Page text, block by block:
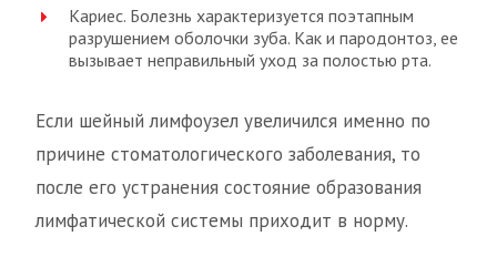
Кариес. Болезнь характеризуется поэтапным
разрушением оболочки зуба. Как и пародонтоз, ее
вызывает неправильный уход за полостью рта.
Если шейный лимфоузел увеличился именно по
причине стоматологического заболевания, то
после его устранения состояние образования
лимфатической системы приходит в норму.